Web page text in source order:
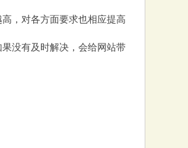
，对各方面要求也相应提高
没有及时解决，会给网站带